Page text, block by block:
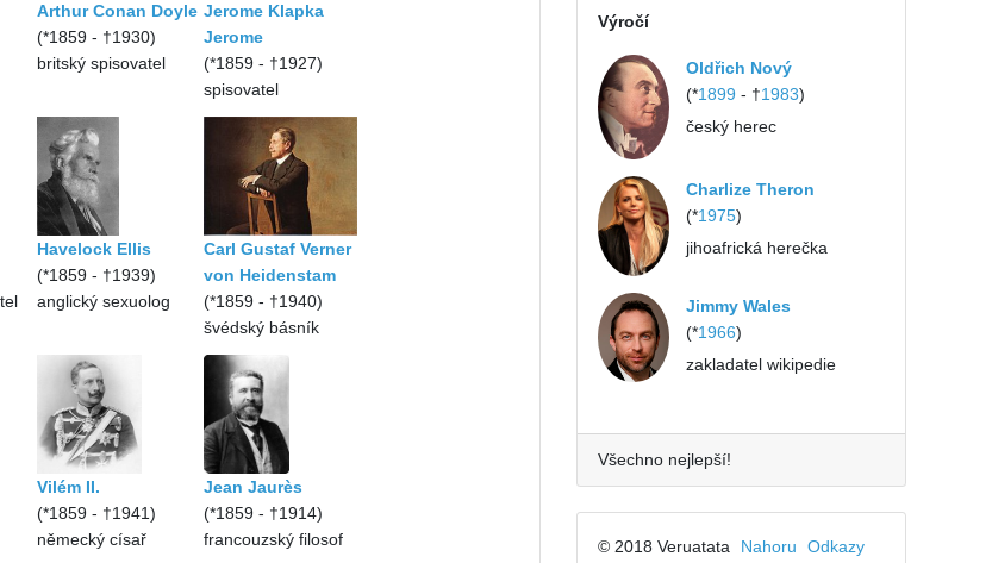
Arthur Conan Doyle
(*1859 - †1930)
britský spisovatel
Jerome Klapka
Jerome
(*1859 - †1927)
spisovatel
Havelock Ellis
(*1859 - †1939)
anglický sexuolog
Carl Gustaf Verner
von Heidenstam
(*1859 - †1940)
švédský básník
Vilém II.
(*1859 - †1941)
německý císař
Jean Jaurès
(*1859 - †1914)
francouzský filosof
Výročí
Oldřich Nový
(*1899 - †1983)
český herec
Charlize Theron
(*1975)
jihoafrická herečka
Jimmy Wales
(*1966)
zakladatel wikipedie
Všechno nejlepší!
© 2018 Veruatata Nahoru
Odkazy